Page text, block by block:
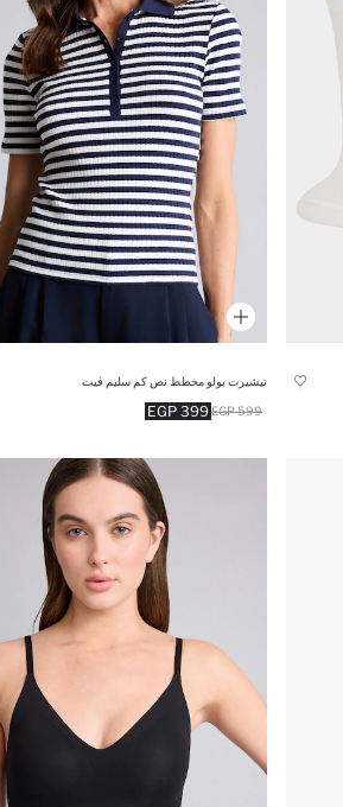
تيشيرت بولو مخطط نص كم سليم فيت
399 EGP 599 EGP